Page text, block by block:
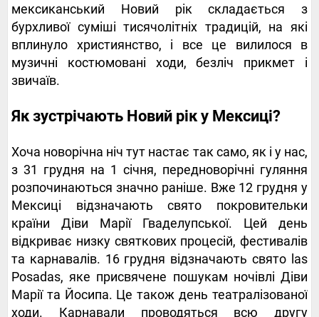
мексиканський Новий рік складається з
бурхливої ​​суміші тисячолітніх традицій, на які
вплинуло християнство, і все це вилилося в
музичні костюмовані ходи, безліч прикмет і
звичаїв.
Як зустрічають Новий рік у Мексиці?
Хоча новорічна ніч тут настає так само, як і у нас,
з 31 грудня на 1 січня, передноворічні гуляння
розпочинаються значно раніше. Вже 12 грудня у
Мексиці відзначають свято покровительки
країни Діви Марії Гваделупської. Цей день
відкриває низку святкових процесій, фестивалів
та карнавалів. 16 грудня відзначають свято las
Posadas, яке присвячене пошукам ночівлі Діви
Марії та Йосипа. Це також день театралізованої
ходи. Карнавали проводяться всю другу